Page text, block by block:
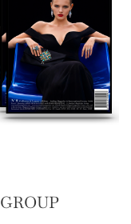
GROUP